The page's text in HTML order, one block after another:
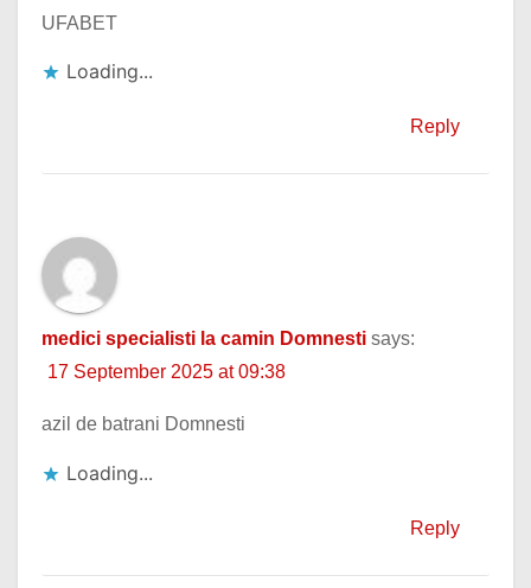
UFABET
Loading...
Reply
medici specialisti la camin Domnesti says:
17 September 2025 at 09:38
azil de batrani Domnesti
Loading...
Reply